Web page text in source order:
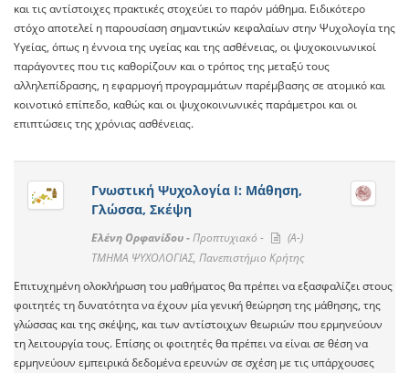
και τις αντίστοιχες πρακτικές στοχεύει το παρόν μάθημα. Ειδικότερο
στόχο αποτελεί η παρουσίαση σημαντικών κεφαλαίων στην Ψυχολογία της
Υγείας, όπως η έννοια της υγείας και της ασθένειας, οι ψυχοκοινωνικοί
παράγοντες που τις καθορίζουν και ο τρόπος της μεταξύ τους
αλληλεπίδρασης, η εφαρμογή προγραμμάτων παρέμβασης σε ατομικό και
κοινοτικό επίπεδο, καθώς και οι ψυχοκοινωνικές παράμετροι και οι
επιπτώσεις της χρόνιας ασθένειας.
Γνωστική Ψυχολογία Ι: Μάθηση,
Γλώσσα, Σκέψη
Ελένη Ορφανίδου -Προπτυχιακό -
(A-)
ΤΜΗΜΑ ΨΥΧΟΛΟΓΙΑΣ, Πανεπιστήμιο Κρήτης
Επιτυχημένη ολοκλήρωση του μαθήματος θα πρέπει να εξασφαλίζει στους
φοιτητές τη δυνατότητα να έχουν μία γενική θεώρηση της μάθησης, της
γλώσσας και της σκέψης, και των αντίστοιχων θεωριών που ερμηνεύουν
τη λειτουργία τους. Επίσης οι φοιτητές θα πρέπει να είναι σε θέση να
ερμηνεύουν εμπειρικά δεδομένα ερευνών σε σχέση με τις υπάρχουσες